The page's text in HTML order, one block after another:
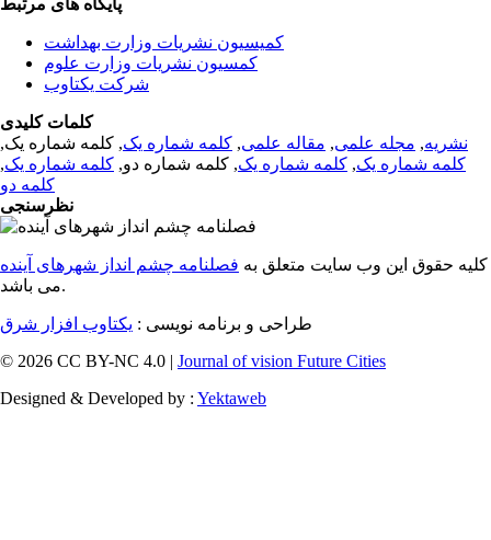
پایگاه های مرتبط
کمیسیون نشریات وزارت بهداشت
کمسیون نشریات وزارت علوم
شرکت یکتاوب
کلمات کلیدی
نشریه, مجله علمی, مقاله علمی, کلمه شماره یک, کلمه شماره یک,
کلمه شماره یک, کلمه شماره یک, کلمه شماره دو, کلمه شماره یک,
کلمه دو
نظرسنجی
کلیه حقوق این وب سایت متعلق به فصلنامه چشم انداز شهرهای آینده
می باشد.
طراحی و برنامه نویسی : یکتاوب افزار شرق
© 2026 CC BY-NC 4.0 | Journal of vision Future Cities
Designed & Developed by : Yektaweb